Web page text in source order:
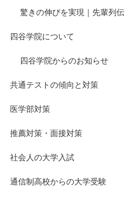
驚きの伸びを実現｜先輩列伝
四谷学院について
四谷学院からのお知らせ
共通テストの傾向と対策
医学部対策
推薦対策・面接対策
社会人の大学入試
通信制高校からの大学受験